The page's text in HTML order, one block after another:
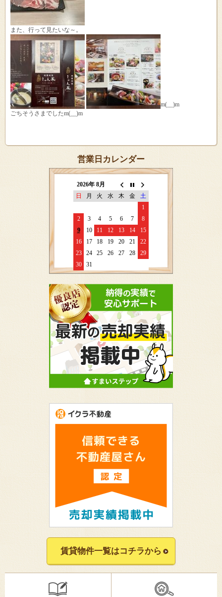
また、行って見たいな～。
m(__)m
ごちそうさまでしたm(__)m
営業日カレンダー
2026年 8月
日
月 火 水 木 金
土
1
2
3 4 5 6 7
8
9
10 11 12 13 14
15
16
17 18 19 20 21
22
23
24 25 26 27 28
29
30
31
賃貸物件一覧はコチラから